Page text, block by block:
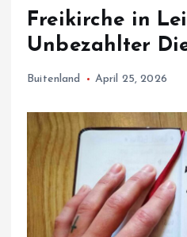
Freikirche in
Unbezahlter
Buitenland April 25, 2026